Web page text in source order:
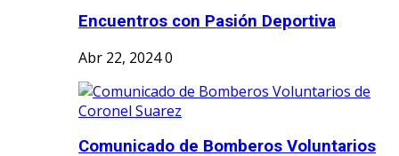
Encuentros con Pasión Deportiva
Abr 22, 20240
Comunicado de Bomberos Voluntarios